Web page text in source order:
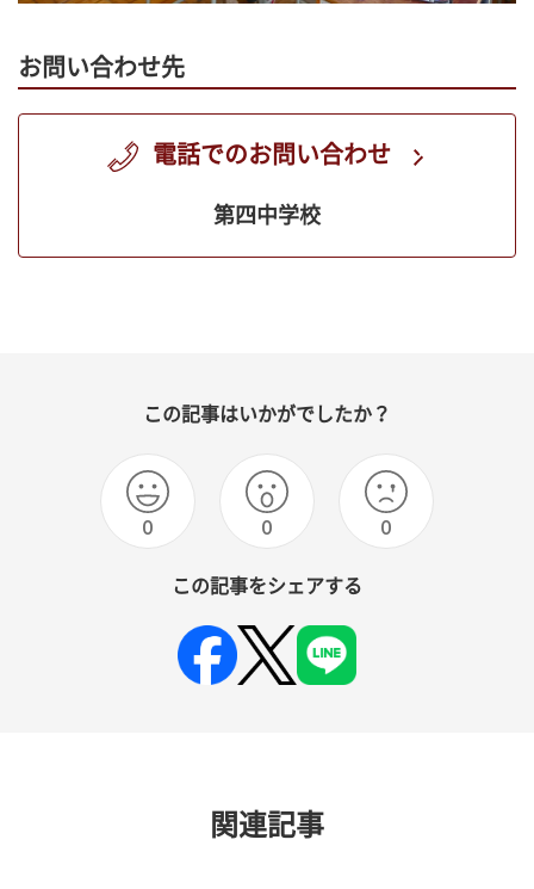
お問い合わせ先
電話でのお問い合わせ
第四中学校
この記事はいかがでしたか？
0 0 0
この記事をシェアする
関連記事